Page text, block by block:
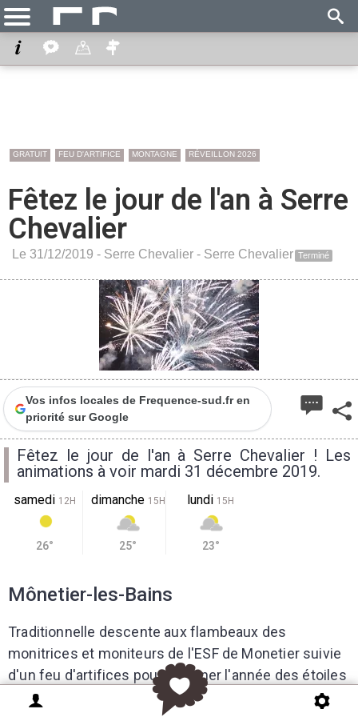
GRATUIT FEU D'ARTIFICE MONTAGNE RÉVEILLON 2026
Fêtez le jour de l'an à Serre
Chevalier
Le 31/12/2019 - Serre Chevalier - Serre Chevalier Terminé
Vos infos locales de Frequence-sud.fr en
priorité sur Google
Fêtez le jour de l'an à Serre Chevalier ! Les
animations à voir mardi 31 décembre 2019.
samedi 12H
26°
dimanche 15H
25°
lundi 15H
23°
Mônetier-les-Bains
Traditionnelle descente aux flambeaux des
monitrices et moniteurs de l'ESF de Monetier suivie
d'un feu d'artifices pour terminer l'année des étoiles
plein les yeux.